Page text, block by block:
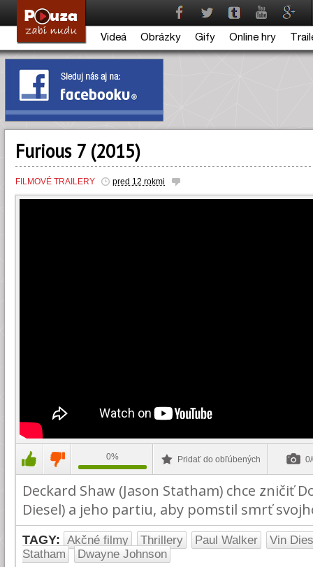
Videá Obrázky Gify Online hry
Furious 7 (2015)
FILMOVÉ TRAILERY pred 12 rokmi
0% Pridať do obľúbených
Deckard Shaw (Jason Statham) chce zničiť
Diesel) a jeho partiu, aby pomstil smrť
TAGY: Akčné filmy Thrillery Paul Walker
Vin
Statham
Dwayne Johnson